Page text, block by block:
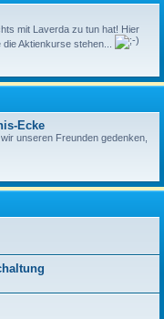
mit Laverda zu tun hat! Hier
Aktienkurse stehen...
Ecke
unseren Freunden gedenken,